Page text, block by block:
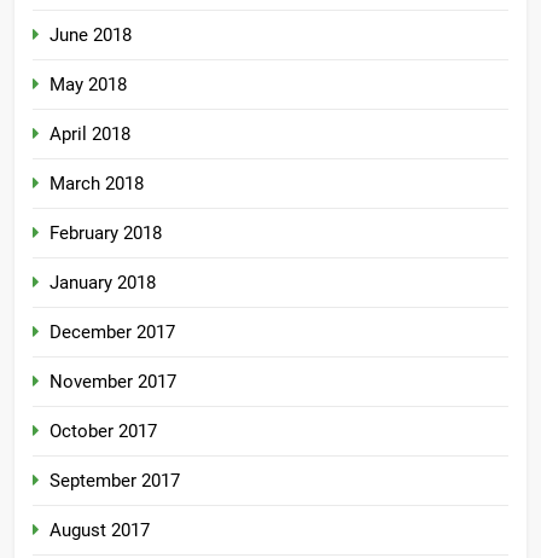
June 2018
May 2018
April 2018
March 2018
February 2018
January 2018
December 2017
November 2017
October 2017
September 2017
August 2017